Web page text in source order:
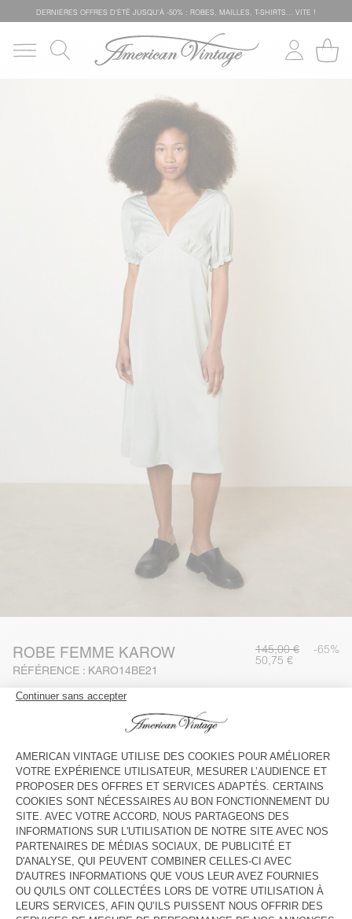
DERNIÈRES OFFRES D'ÉTÊ JUSQU'À -50% : ROBES, MAILLES, T-SHIRTS... VITE !
ROBE FEMME KAROW
RÉFÉRENCE : KARO14BE21
145,00 € -65%
50,75 €
S M L
Le mannequin mesure 177 cm et porte une taille S
GUIDE DES TAILLES
Livraison estiméeentre le mercredi 12 août et le vendredi 14
août